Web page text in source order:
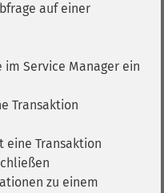
auf einer
Service Manager ein
Transaktion
eine Transaktion
zu einem